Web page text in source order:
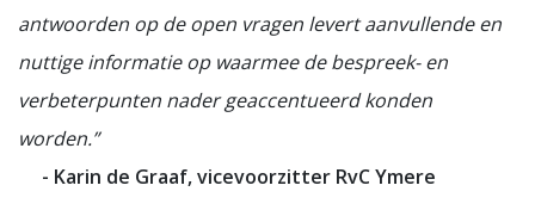
antwoorden op de open vragen levert aanvullende en
nuttige informatie op waarmee de bespreek- en
verbeterpunten nader geaccentueerd konden
worden.”
- Karin de Graaf, vicevoorzitter RvC Ymere